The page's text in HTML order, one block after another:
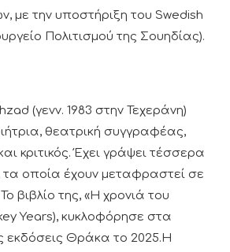
με την υποστήριξη του Swedish
Πολιτισμού της Σουηδίας).
(γενν. 1983 στην Τεχεράνη)
θεατρική συγγραφέας,
κριτικός. Έχει γράψει τέσσερα
τα οποία έχουν μεταφραστεί σε
βιβλίο της, «Η χρονιά του
Years), κυκλοφόρησε στα
εκδόσεις Θράκα το 2025.Η